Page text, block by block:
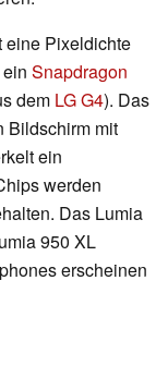
eine Pixeldichte
Snapdragon
dem LG G4). Das
Bildschirm mit
ein
werden
Das Lumia
950 XL
erscheinen